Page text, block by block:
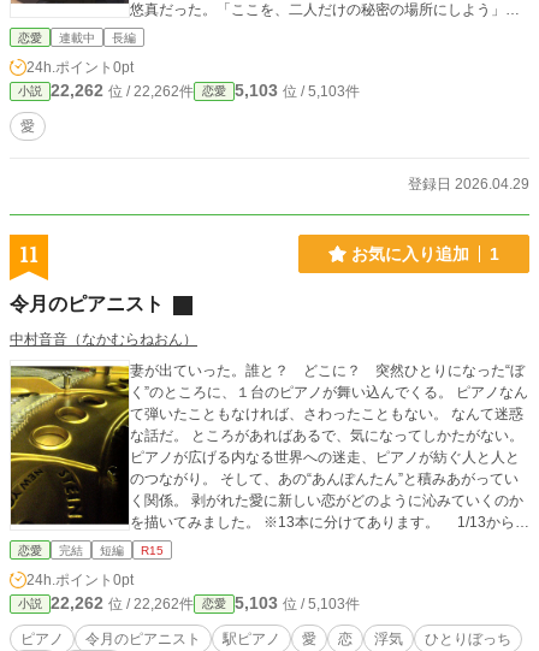
悠真だった。「ここを、二人だけの秘密の場所にしよう」―
―悠真の提案から始まったのは、放課後だけの**『期間限定
ンスという境界線を挟んで、二人は少しずつ言葉を重ね、心
を通わせていく。しかし、文化祭、進路の悩み、そして悠真
い、屋上から始まった100日間の奇跡の物語。
恋愛 連載中 長編
24h.ポイント 0pt
小説 22,262 位 / 22,262件 恋愛 5,103 位 / 5,103件
愛
登録日 2026.04.29
11 お気に入り追加 1
令月のピアニスト
中村音音（なかむらねおん）
妻が出ていった。誰と？ どこに？ 突然ひとりになった“ぼ
く”のところに、１台のピアノが舞い込んでくる。 ピアノなん
て弾いたこともなければ、さわったこともない。 なんて迷惑
な話だ。 ところがあればあるで、気になってしかたがない。
ピアノが広げる内なる世界への迷走、ピアノが紡ぐ人と人と
のつながり。 そして、あの“あんぽんたん”と積みあがってい
く関係。 剥がれた愛に新しい恋がどのように沁みていくのか
を描いてみました。 ※13本に分けてあります。 1/13からた
どってください。
恋愛 完結 短編 R15
24h.ポイント 0pt
小説 22,262 位 / 22,262件 恋愛 5,103 位 / 5,103件
ピアノ 令月のピアニスト 駅ピアノ 愛 恋 浮気
ひとりぼっち